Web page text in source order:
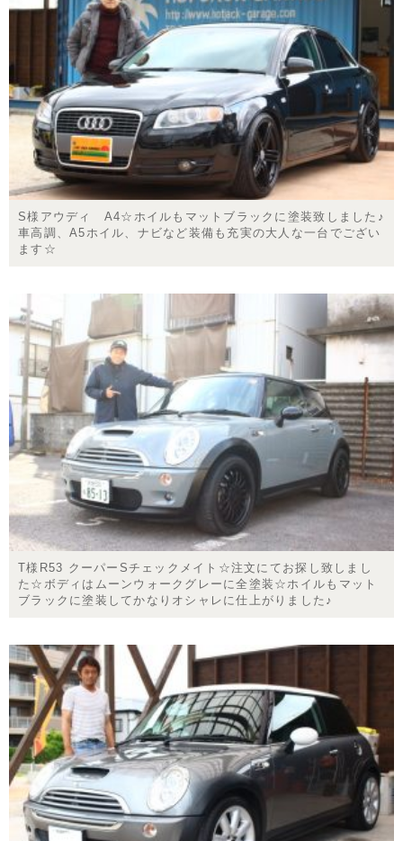
S様アウディ A4☆ホイルもマットブラックに塗装致しました♪
車高調、A5ホイル、ナビなど装備も充実の大人な一台でござい
ます☆
T様R53 クーパーSチェックメイト☆注文にてお探し致しまし
た☆ボディはムーンウォークグレーに全塗装☆ホイルもマット
ブラックに塗装してかなりオシャレに仕上がりました♪